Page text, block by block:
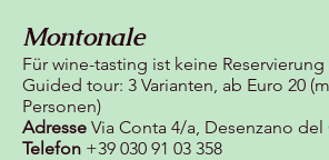
Montonale
Für wine-tasting ist keine
Guided tour: 3 Varianten, ab Euro 20
Personen)
Adresse Via Conta 4/a, Desenzano del
Telefon +39 030 91 03 358